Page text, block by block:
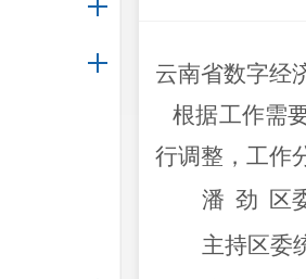
云南省数字经
根据工作需
行调整， 工作
潘 劲 区
主持区委